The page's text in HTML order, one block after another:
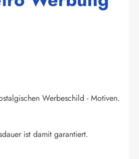
Werbeschild - Motiven.
ist damit garantiert.